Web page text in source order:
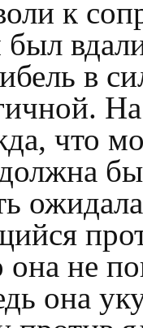
к
был
в
что
она не
она